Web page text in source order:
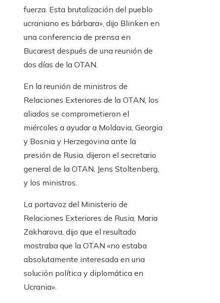
fuerza. Esta brutalización del pueblo
ucraniano es bárbara», dijo Blinken en
una conferencia de prensa en
Bucarest después de una reunión de
dos días de la OTAN.
En la reunión de ministros de
Relaciones Exteriores de la OTAN, los
aliados se comprometieron el
miércoles a ayudar a Moldavia, Georgia
y Bosnia y Herzegovina ante la
presión de Rusia, dijeron el secretario
general de la OTAN, Jens Stoltenberg,
y los ministros.
La portavoz del Ministerio de
Relaciones Exteriores de Rusia, Maria
Zakharova, dijo que el resultado
mostraba que la OTAN «no estaba
absolutamente interesada en una
solución política y diplomática en
Ucrania».